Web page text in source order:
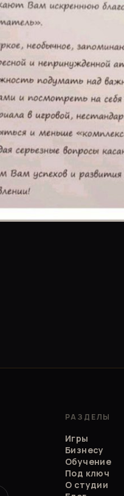
РАЗДЕЛЫ
Игры
Бизнесу
Обучение
Под ключ
О студии